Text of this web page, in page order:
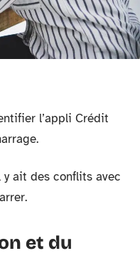
l’appli Crédit
y ait des conflits avec
et du